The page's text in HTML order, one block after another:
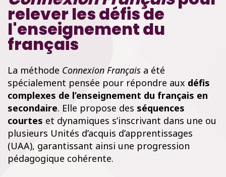
relever les défis de
l'enseignement du
français
La méthode Connexion Français a été
spécialement pensée pour répondre aux défis
complexes de l’enseignement du français en
secondaire. Elle propose des séquences
courtes et dynamiques s’inscrivant dans une ou
plusieurs Unités d’acquis d’apprentissages
(UAA), garantissant ainsi une progression
pédagogique cohérente.